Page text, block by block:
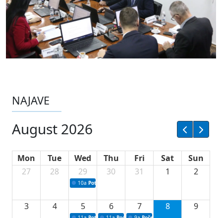
NAJAVE
August 2026
Mon Tue Wed Thu Fri Sat
Sun
27
28 29
10a Potpisivanje ugovora sa neprofitnim
30 31 1 2
3 4 5 6 7 8 9